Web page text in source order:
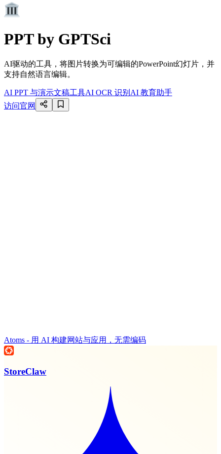
PPT by GPTSci
AI驱动的工具，将图片转换为可编辑的PowerPoint幻灯片，并
支持自然语言编辑。
AI PPT 与演示文稿工具AI OCR 识别 AI 教育助手
访问官网
Atoms - 用 AI 构建网站与应用，无需编码
StoreClaw